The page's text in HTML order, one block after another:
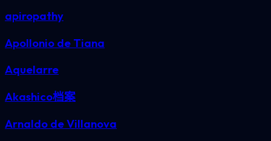
apiropathy
Apollonio de Tiana
Aquelarre
Akashico档案
Arnaldo de Villanova